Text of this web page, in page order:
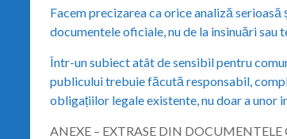
Facem precizarea ca orice analiză
documentele oficiale, nu de la insinuări sau
Într-un subiect atât de sensibil pentru
publicului trebuie făcută responsabil,
obligațiilor legale existente, nu doar a unor
ANEXE – EXTRASE DIN DOCUMENTELE